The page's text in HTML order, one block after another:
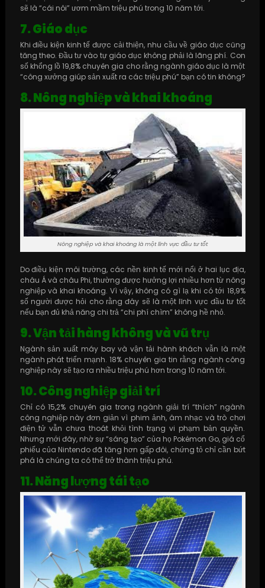
sẽ là “cái nôi” ươm mầm triệu phú trong 10 năm tới.
7. Giáo dục
Khi điều kiện kinh tế được cải thiện, nhu cầu về giáo dục cũng
tăng theo. Đầu tư vào tự giáo dục không phải là lãng phí. Con
số khổng lồ 19,8% chuyên gia cho rằng ngành giáo dục là một
“công xưởng giúp sản xuất ra các triệu phú” bạn có tin không?
8. Nông nghiệp và khai khoáng
Nông nghiệp và khai khoáng là một lĩnh vực đầu tư tốt
Do điều kiện môi trường, các nền kinh tế mới nổi ở hai lục địa,
châu Á và châu Phi, thường được hưởng lợi nhiều hơn từ nông
nghiệp và khai khoáng. Vì vậy, không có gì lạ khi có tới 18,9%
số người được hỏi cho rằng đây sẽ là một lĩnh vực đầu tư tốt
nếu bạn đủ khả năng chi trả “chi phí chìm” không hề nhỏ.
9. Vận tải hàng không và vũ trụ
Ngành sản xuất máy bay và vận tải hành khách vẫn là một
ngành phát triển mạnh. 18% chuyên gia tin rằng ngành công
nghiệp này sẽ tạo ra nhiều triệu phú hơn trong 10 năm tới.
10. Công nghiệp giải trí
Chỉ có 15,2% chuyên gia trong ngành giải trí “thích” ngành
công nghiệp này đơn giản vì phim ảnh, âm nhạc và trò chơi
điện tử vẫn chưa thoát khỏi tình trạng vi phạm bản quyền.
Nhưng mới đây, nhờ sự “sáng tạo” của họ Pokémon Go, giá cổ
phiếu của Nintendo đã tăng hơn gấp đôi, chứng tỏ chỉ cần bứt
phá là chúng ta có thể trở thành triệu phú.
11. Năng lượng tái tạo